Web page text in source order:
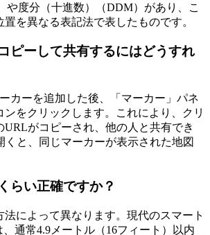
や度分（十進数）（DDM）があり、こ
を異なる表記法で表したものです。
ピーして共有するにはどうすれ
カーを追加した後、「マーカー」パネ
ンをクリックします。これにより、クリ
URLがコピーされ、他の人と共有でき
くと、同じマーカーが表示された地図
らい正確ですか？
によって異なります。現代のスマート
、通常4.9メートル（16フィート）以内